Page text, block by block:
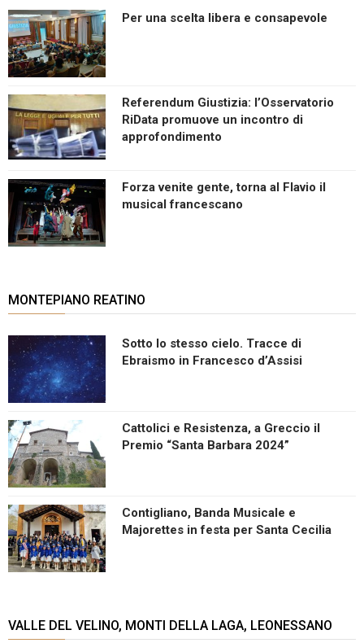
Per una scelta libera e consapevole
Referendum Giustizia: l’Osservatorio
RiData promuove un incontro di
approfondimento
Forza venite gente, torna al Flavio il
musical francescano
MONTEPIANO REATINO
Sotto lo stesso cielo. Tracce di
Ebraismo in Francesco d’Assisi
Cattolici e Resistenza, a Greccio il
Premio “Santa Barbara 2024”
Contigliano, Banda Musicale e
Majorettes in festa per Santa Cecilia
VALLE DEL VELINO, MONTI DELLA LAGA, LEONESSANO